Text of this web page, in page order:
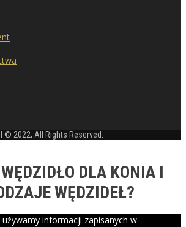
© 2022, All Rights Reserved.
DLA KONIA I
WĘDZIDEŁ?
informacji zapisanych w